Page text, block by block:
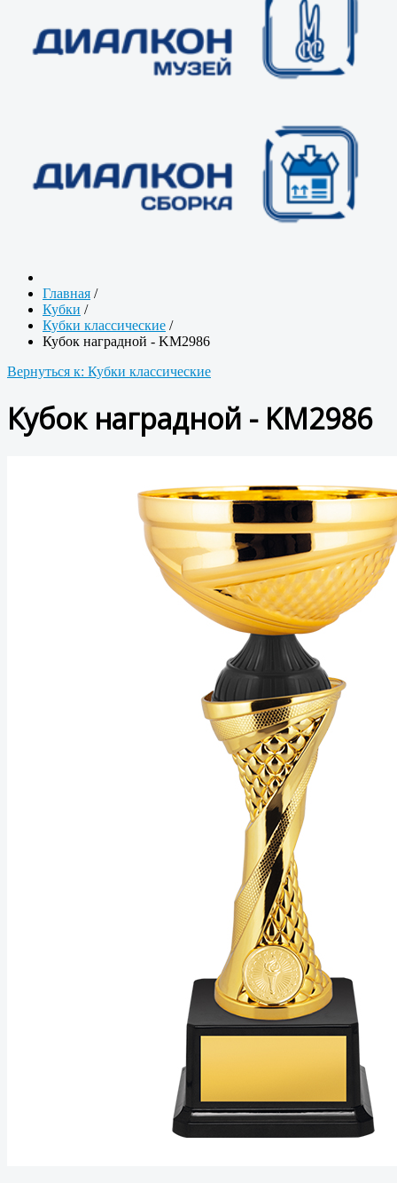
Главная /
Кубки /
Кубки классические /
Кубок наградной - KM2986
Вернуться к: Кубки классические
Кубок наградной - KM2986